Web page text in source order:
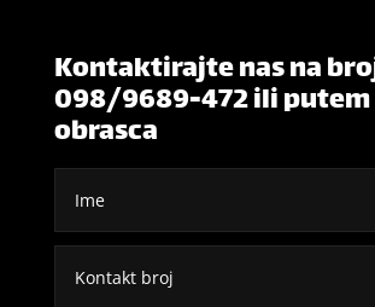
Kontaktirajte nas na
098/9689-472 ili
obrasca